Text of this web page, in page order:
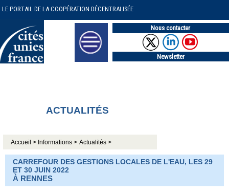
LE PORTAIL DE LA COOPÉRATION DÉCENTRALISÉE
Nous contacter
Newsletter
ACTUALITÉS
Accueil > Informations > Actualités >
CARREFOUR DES GESTIONS LOCALES DE L'EAU, LES 29
ET 30 JUIN 2022
À RENNES